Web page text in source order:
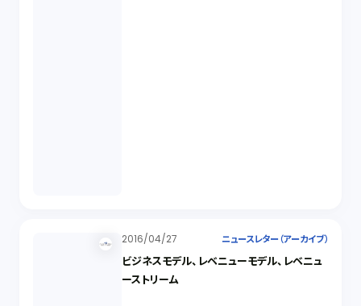
2016/04/27 ニュースレター（アーカイブ）
ビジネスモデル、レベニューモデル、レベニュ
ーストリーム